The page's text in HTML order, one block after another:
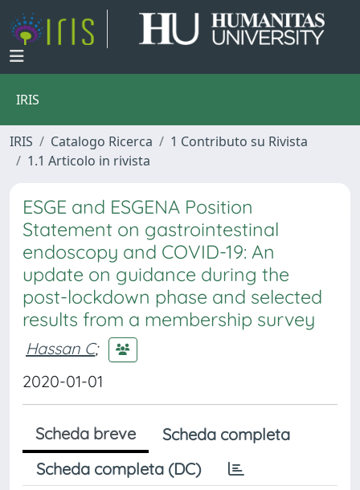
IRIS
IRIS Catalogo Ricerca
1 Contributo su Rivista
1.1 Articolo in rivista
ESGE and ESGENA Position
Statement on gastrointestinal
endoscopy and COVID-19: An
update on guidance during the
post-lockdown phase and selected
results from a membership survey
Hassan C;
2020-01-01
Scheda breve
Scheda completa
Scheda completa (DC)